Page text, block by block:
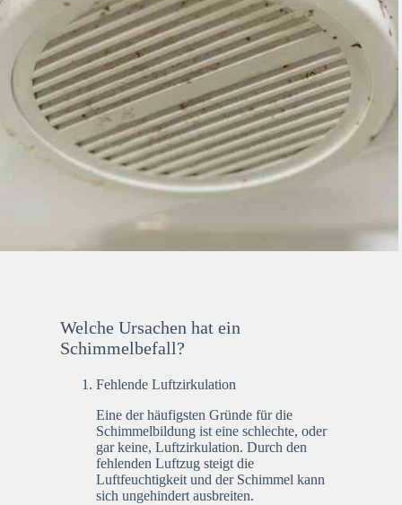
Welche Ursachen hat ein
Schimmelbefall?
Fehlende Luftzirkulation
Eine der häufigsten Gründe für die
Schimmelbildung ist eine schlechte, oder
gar keine, Luftzirkulation. Durch den
fehlenden Luftzug steigt die
Luftfeuchtigkeit und der Schimmel kann
sich ungehindert ausbreiten.